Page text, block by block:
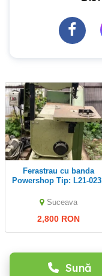
Sună
Ferastrau cu banda
Powershop Tip: L21-
Suceava
2,800 RON